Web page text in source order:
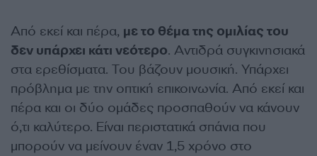
Από εκεί και πέρα, με το θέμα της ομιλίας του
δεν υπάρχει κάτι νεότερο. Αντιδρά συγκινησιακά
στα ερεθίσματα. Του βάζουν μουσική. Υπάρχει
πρόβλημα με την οπτική επικοινωνία. Από εκεί και
πέρα και οι δύο ομάδες προσπαθούν να κάνουν
ό,τι καλύτερο. Είναι περιστατικά σπάνια που
μπορούν να μείνουν έναν 1,5 χρόνο στο